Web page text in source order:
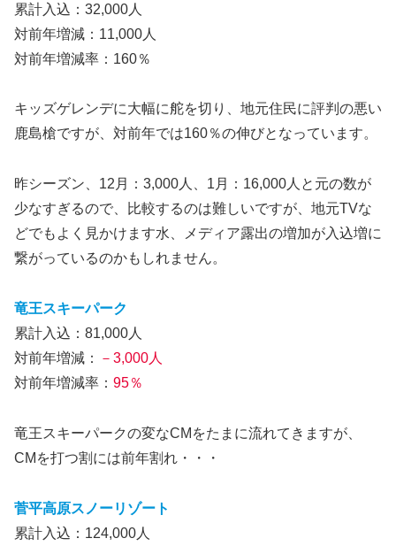
累計入込：32,000人
対前年増減：11,000人
対前年増減率：160％
キッズゲレンデに大幅に舵を切り、地元住民に評判の悪い
鹿島槍ですが、対前年では160％の伸びとなっています。
昨シーズン、12月：3,000人、1月：16,000人と元の数が
少なすぎるので、比較するのは難しいですが、地元TVな
どでもよく見かけます水、メディア露出の増加が入込増に
繋がっているのかもしれません。
竜王スキーパーク
累計入込：81,000人
対前年増減：
－3,000人
対前年増減率： 95％
竜王スキーパークの変なCMをたまに流れてきますが、
CMを打つ割には前年割れ・・・
菅平高原スノーリゾート
累計入込：124,000人